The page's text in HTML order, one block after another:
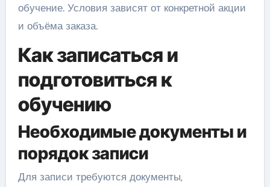
обучение. Условия зависят от конкретной акции
и объёма заказа.
Как записаться и
подготовиться к
обучению
Необходимые документы и
порядок записи
Для записи требуются документы,